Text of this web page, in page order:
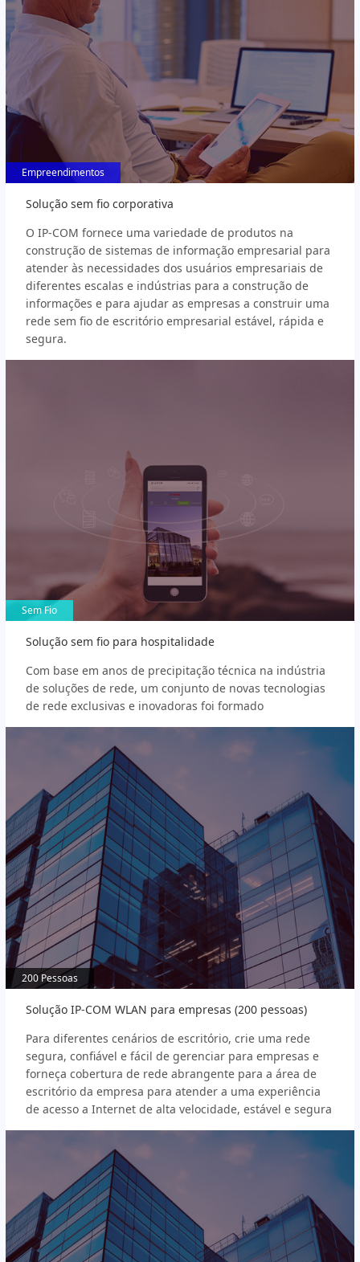
Empreendimentos
Empreendimentos
Solução sem fio corporativa
O IP-COM fornece uma variedade de produtos na
construção de sistemas de informação empresarial para
atender às necessidades dos usuários empresariais de
diferentes escalas e indústrias para a construção de
informações e para ajudar as empresas a construir uma
rede sem fio de escritório empresarial estável, rápida e
segura.
Sem Fio
Sem Fio
Solução sem fio para hospitalidade
Com base em anos de precipitação técnica na indústria
de soluções de rede, um conjunto de novas tecnologias
de rede exclusivas e inovadoras foi formado
200 Pessoas
200 Pessoas
Solução IP-COM WLAN para empresas (200 pessoas)
Para diferentes cenários de escritório, crie uma rede
segura, confiável e fácil de gerenciar para empresas e
forneça cobertura de rede abrangente para a área de
escritório da empresa para atender a uma experiência
de acesso a Internet de alta velocidade, estável e segura